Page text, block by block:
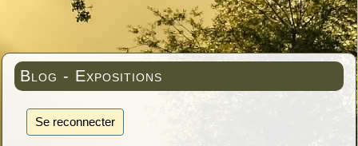
Blog - Expositions
Se reconnecter